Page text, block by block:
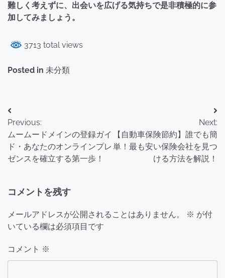
難しく考えずに、出会いを広げる気持ちで是非積極的に参
加してみましょう。
3713 total views
Posted in 未分類
投
稿
ナ
ビ
ゲ
シ
ン
Previous:
ムームードメインの登録ガイ
ド・あなたのオンラインプレ
ゼンスを確立する第一歩！
Next:
【自動車保険節約】誰でも簡
単！最も安い保険会社を見つ
ける方法を解説！
コメントを残す
メールアドレスが公開されることはありません。 ※ が付
いている欄は必須項目です
コメント ※